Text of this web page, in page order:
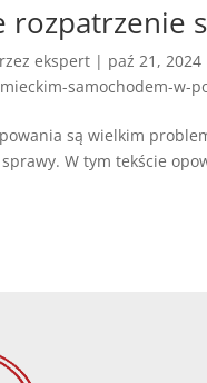
rozpatrzenie
ekspert | paź 21, 2024
samochodem-w-
są wielkim
W tym tekście